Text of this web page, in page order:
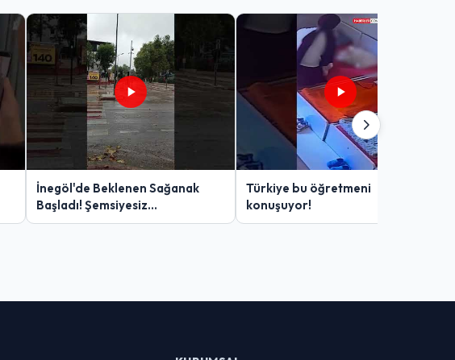
İnegöl'de Beklenen Sağanak
Başladı! Şemsiyesiz
Yakalananlar Zor Anlar Yaşadı
Türkiye bu öğretmeni
konuşuyor!